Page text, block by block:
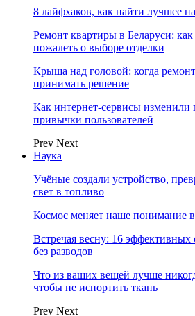
8 лайфхаков, как найти лучшее
Ремонт квартиры в Беларуси:
пожалеть о выборе отделки
Крыша над головой: когда
принимать решение
Как интернет-сервисы изменили
привычки пользователей
Prev Next
Наука
Учёные создали устройство,
свет в топливо
Космос меняет наше понимание
Встречая весну: 16
без разводов
Что из ваших вещей лучше
чтобы не испортить ткань
Prev Next